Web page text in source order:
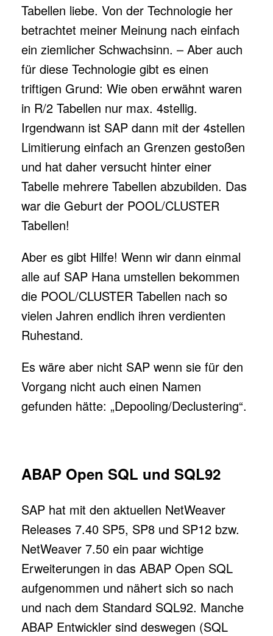
Tabellen liebe. Von der Technologie her
betrachtet meiner Meinung nach einfach
ein ziemlicher Schwachsinn. – Aber auch
für diese Technologie gibt es einen
triftigen Grund: Wie oben erwähnt waren
in R/2 Tabellen nur max. 4stellig.
Irgendwann ist SAP dann mit der 4stellen
Limitierung einfach an Grenzen gestoßen
und hat daher versucht hinter einer
Tabelle mehrere Tabellen abzubilden. Das
war die Geburt der POOL/CLUSTER
Tabellen!
Aber es gibt Hilfe! Wenn wir dann einmal
alle auf SAP Hana umstellen bekommen
die POOL/CLUSTER Tabellen nach so
vielen Jahren endlich ihren verdienten
Ruhestand.
Es wäre aber nicht SAP wenn sie für den
Vorgang nicht auch einen Namen
gefunden hätte: „Depooling/Declustering“.
ABAP Open SQL und SQL92
SAP hat mit den aktuellen NetWeaver
Releases 7.40 SP5, SP8 und SP12 bzw.
NetWeaver 7.50 ein paar wichtige
Erweiterungen in das ABAP Open SQL
aufgenommen und nähert sich so nach
und nach dem Standard SQL92. Manche
ABAP Entwickler sind deswegen (SQL